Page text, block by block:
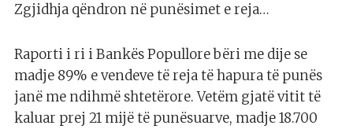
Zgjidhja qëndron në punësimet e reja…
Raporti i ri i Bankës Popullore bëri me dije se
madje 89% e vendeve të reja të hapura të punës
janë me ndihmë shtetërore. Vetëm gjatë vitit të
kaluar prej 21 mijë të punësuarve, madje 18.700